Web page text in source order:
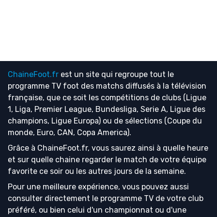
ChaineFoot.fr est un site qui regroupe tout le
programme TV foot des matchs diffusés à la télévision
française, que ce soit les compétitions de clubs (Ligue
1, Liga, Premier League, Bundesliga, Serie A, Ligue des
champions, Ligue Europa) ou de sélections (Coupe du
monde, Euro, CAN, Copa America).
Grâce à ChaineFoot.fr, vous saurez ainsi à quelle heure
et sur quelle chaine regarder le match de votre équipe
favorite ce soir ou les autres jours de la semaine.
Pour une meilleure expérience, vous pouvez aussi
consulter directement le programme TV de votre club
préféré, ou bien celui d'un championnat ou d'une